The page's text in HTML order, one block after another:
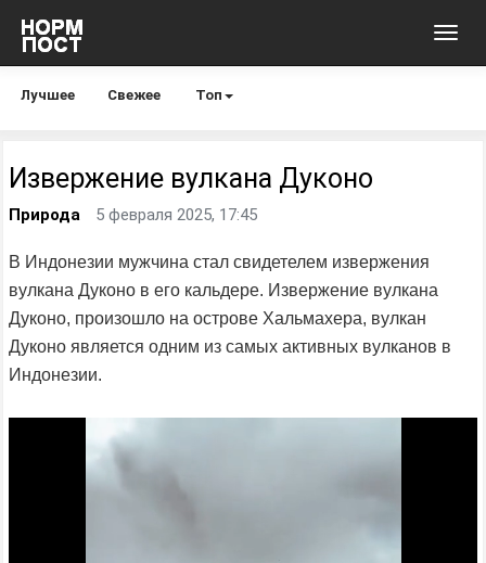
Лучшее Свежее Топ
Извержение вулкана Дуконо
Природа 5 февраля 2025, 17:45
В Индонезии мужчина стал свидетелем извержения
вулкана Дуконо в его кальдере. Извержение вулкана
Дуконо, произошло на острове Хальмахера, вулкан
Дуконо является одним из самых активных вулканов в
Индонезии.